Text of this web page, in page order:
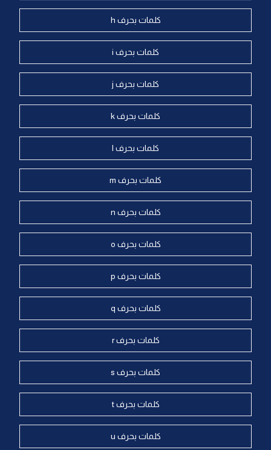
كلمات بحرف h
كلمات بحرف i
كلمات بحرف j
كلمات بحرف k
كلمات بحرف l
كلمات بحرف m
كلمات بحرف n
كلمات بحرف o
كلمات بحرف p
كلمات بحرف q
كلمات بحرف r
كلمات بحرف s
كلمات بحرف t
كلمات بحرف u